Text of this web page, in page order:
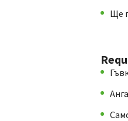
Ще